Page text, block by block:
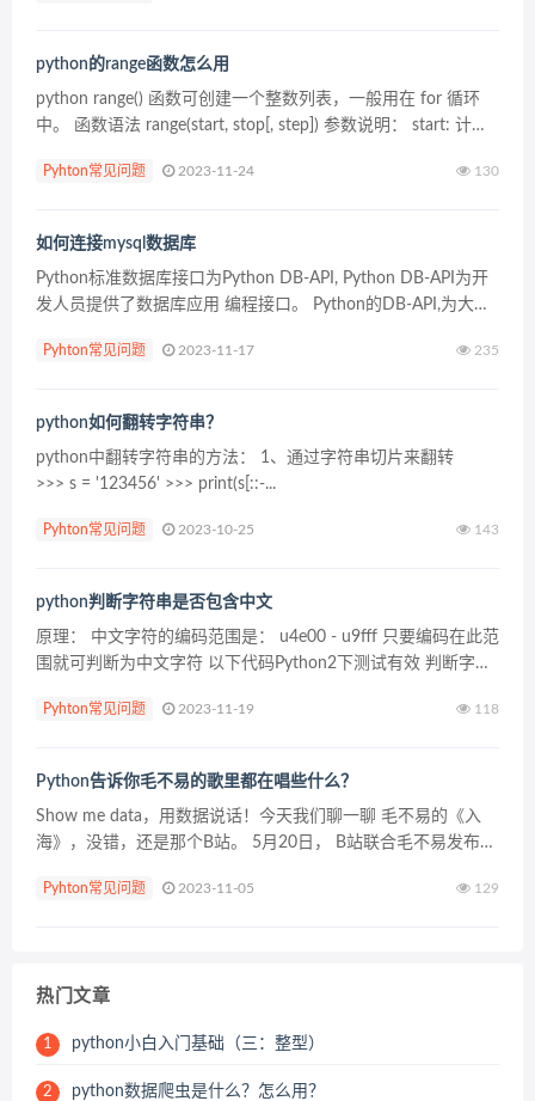
python的range函数怎么用
python range() 函数可创建一个整数列表，一般用在 for 循环
中。 函数语法 range(start, stop[, step]) 参数说明： start: 计数
Pyhton常见问题 2023-11-24 130
如何连接mysql数据库
Python标准数据库接口为Python DB-API, Python DB-API为开
发人员提供了数据库应用 编程接口。 Python的DB-API,为大多
方...
Pyhton常见问题 2023-11-17 235
python如何翻转字符串？
python中翻转字符串的方法： 1、通过字符串切片来翻转
>>> s = '123456' >>> print(s[::-...
Pyhton常见问题 2023-10-25 143
python判断字符串是否包含中文
原理： 中文字符的编码范围是： u4e00 - u9fff 只要编码在此范
围就可判断为中文字符 以下代码Python2下测试有效 判断字符
Pyhton常见问题 2023-11-19 118
Python告诉你毛不易的歌里都在唱些什么？
Show me data，用数据说话！今天我们聊一聊 毛不易的《入
海》，没错，还是那个B站。 5月20日， B站联合毛不易发布毕
们”，歌曲MV中以主人公毕业的时候为...
Pyhton常见问题 2023-11-05 129
热门文章
1 python小白入门基础（三：整型）
2 python数据爬虫是什么？怎么用？